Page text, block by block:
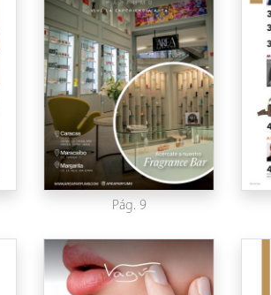
Pág. 9